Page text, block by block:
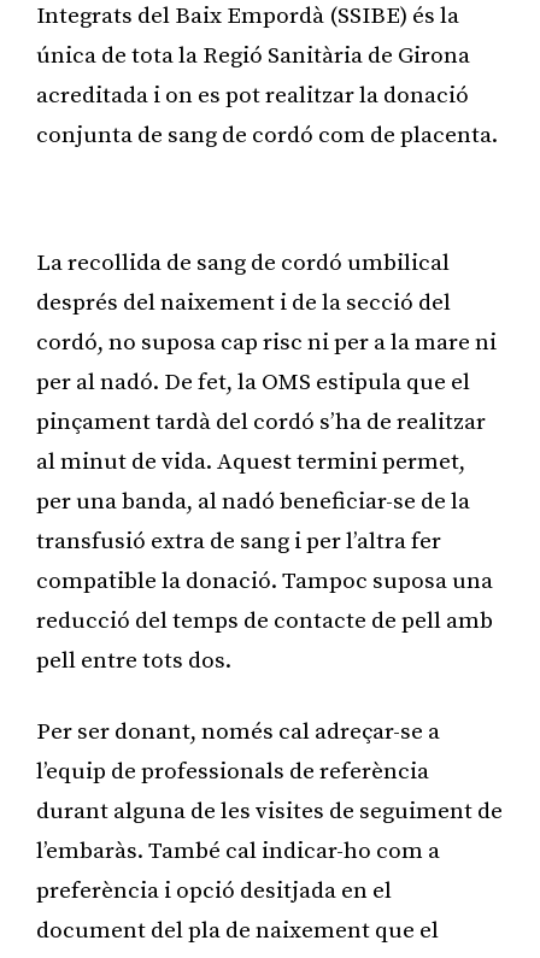
Integrats del Baix Empordà (SSIBE) és la
única de tota la Regió Sanitària de Girona
acreditada i on es pot realitzar la donació
conjunta de sang de cordó com de placenta.
La recollida de sang de cordó umbilical
després del naixement i de la secció del
cordó, no suposa cap risc ni per a la mare ni
per al nadó. De fet, la OMS estipula que el
pinçament tardà del cordó s’ha de realitzar
al minut de vida. Aquest termini permet,
per una banda, al nadó beneficiar-se de la
transfusió extra de sang i per l’altra fer
compatible la donació. Tampoc suposa una
reducció del temps de contacte de pell amb
pell entre tots dos.
Per ser donant, només cal adreçar-se a
l’equip de professionals de referència
durant alguna de les visites de seguiment de
l’embaràs. També cal indicar-ho com a
preferència i opció desitjada en el
document del pla de naixement que el